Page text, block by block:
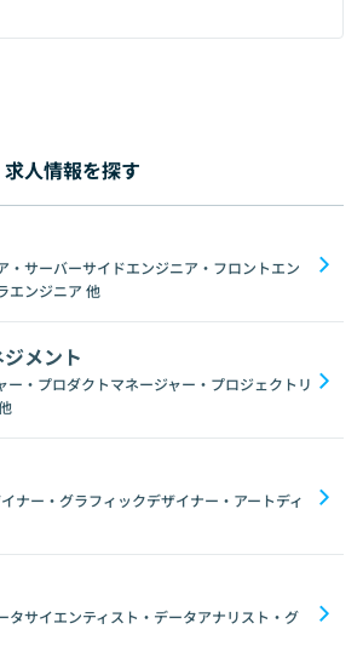
人情報を探す
・サーバーサイドエンジニア・フロントエン
エンジニア 他
メント
ー・プロダクトマネージャー・プロジェクトリ
ナー・グラフィックデザイナー・アートディ
タサイエンティスト・データアナリスト・グ